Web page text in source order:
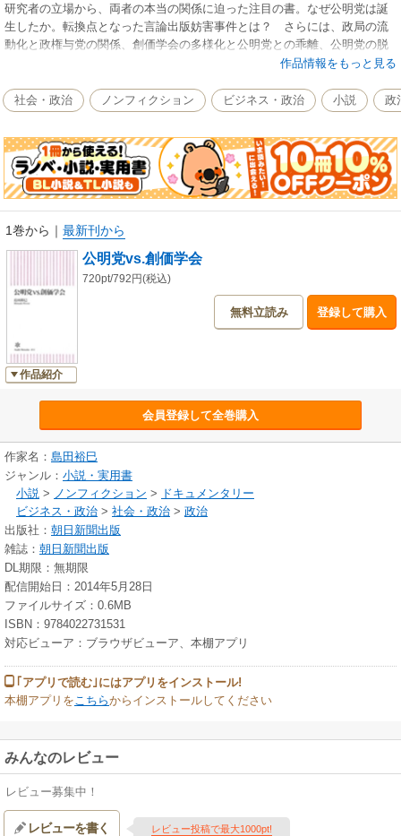
研究者の立場から、両者の本当の関係に迫った注目の書。なぜ公明党は誕
生したか。転換点となった言論出版妨害事件とは？ さらには、政局の流
動化と政権与党の関係、創価学会の多様化と公明党との乖離、公明党の脱
「創価学会」化、創価学会と公明党の相互補完関係などなど。結党以来の
作品情報をもっと見る
社会・政治 ノンフィクション ビジネス・政治 小説 政
1巻から ｜ 最新刊から
作品紹介
公明党vs.創価学会
720pt/792円(税込)
無料立読み 登録して購入
会員登録して全巻購入
作家名： 島田裕巳
ジャンル： 小説・実用書
小説 > ノンフィクション > ドキュメンタリー
ビジネス・政治 > 社会・政治 > 政治
出版社： 朝日新聞出版
雑誌： 朝日新聞出版
DL期限：無期限
配信開始日：2014年5月28日
ファイルサイズ：0.6MB
ISBN：9784022731531
対応ビューア：ブラウザビューア、本棚アプリ
｢アプリで読む｣にはアプリをインストール!
本棚アプリを こちらからインストールしてください
みんなのレビュー
レビュー募集中！
レビューを書く レビュー投稿で最大1000pt!